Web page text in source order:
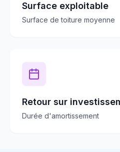
Surface exploitable
Surface de toiture moyenne
Retour sur
Durée d'amortissement